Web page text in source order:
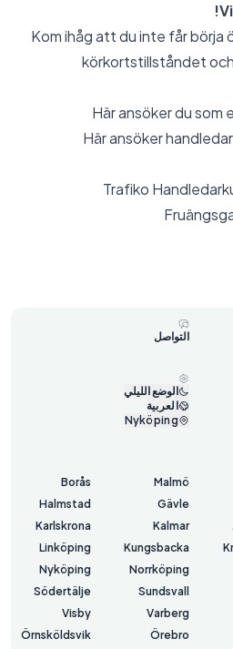
Kom ihåg att du inte får börja
körkortstillståndet
Här ansöker du som
Här ansöker
Trafiko
التواصل
الوضع الليلي
العربية
Nyköping
Malmö
Borås
Gävle
Halmstad
Kalmar
Karlskrona
Kungsbacka
Linköping
Norrköping
Nyköping
Sundsvall
Södertälje
Varberg
Visby
Örebro
Örnsköldsvik